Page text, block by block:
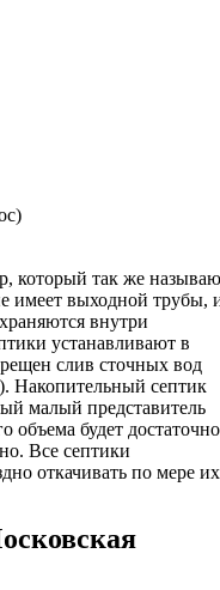
который так же
имеет выходной трубы,
внутри
устанавливают в
слив сточных вод
Накопительный септик
малый представитель
объема будет
Все септики
откачивать по мере их